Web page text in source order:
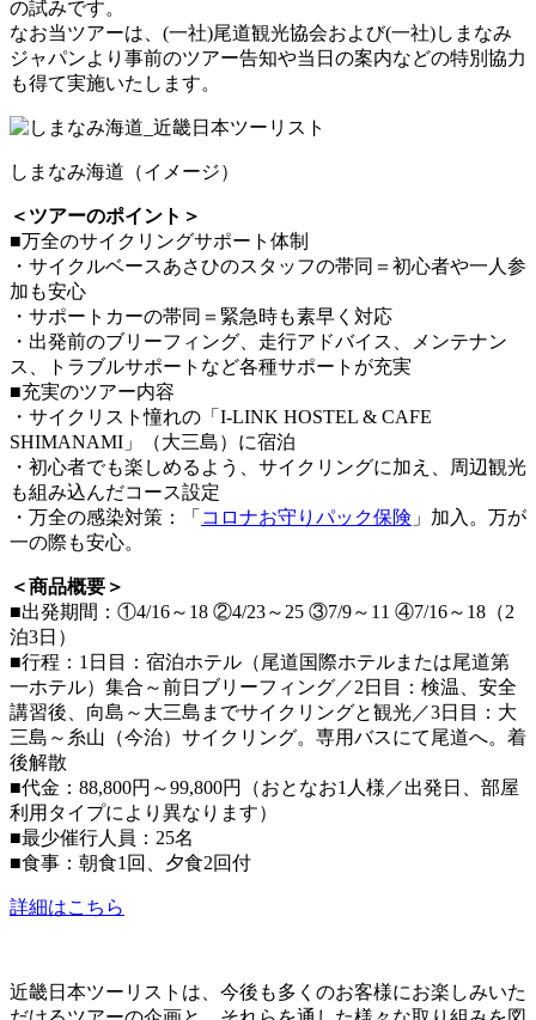
の試みです。
なお当ツアーは、(一社)尾道観光協会および(一社)しまなみ
ジャパンより事前のツアー告知や当日の案内などの特別協力
も得て実施いたします。
しまなみ海道（イメージ）
＜ツアーのポイント＞
■万全のサイクリングサポート体制
・サイクルベースあさひのスタッフの帯同＝初心者や一人参
加も安心
・サポートカーの帯同＝緊急時も素早く対応
・出発前のブリーフィング、走行アドバイス、メンテナン
ス、トラブルサポートなど各種サポートが充実
■充実のツアー内容
・サイクリスト憧れの「I-LINK HOSTEL & CAFE
SHIMANAMI」（大三島）に宿泊
・初心者でも楽しめるよう、サイクリングに加え、周辺観光
も組み込んだコース設定
・万全の感染対策：「 コロナお守りパック保険 」加入。万が
一の際も安心。
＜商品概要＞
■出発期間：①4/16～18 ②4/23～25 ③7/9～11 ④7/16～18（2
泊3日）
■行程：1日目：宿泊ホテル（尾道国際ホテルまたは尾道第
一ホテル）集合～前日ブリーフィング／2日目：検温、安全
講習後、向島～大三島までサイクリングと観光／3日目：大
三島～糸山（今治）サイクリング。専用バスにて尾道へ。着
後解散
■代金：88,800円～99,800円（おとなお1人様／出発日、部屋
利用タイプにより異なります）
■最少催行人員：25名
■食事：朝食1回、夕食2回付
詳細はこちら
近畿日本ツーリストは、今後も多くのお客様にお楽しみいた